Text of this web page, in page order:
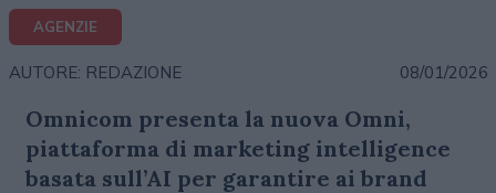
AGENZIE
AUTORE: REDAZIONE 08/01/2026
Omnicom presenta la nuova Omni,
piattaforma di marketing intelligence
basata sull’AI per garantire ai brand